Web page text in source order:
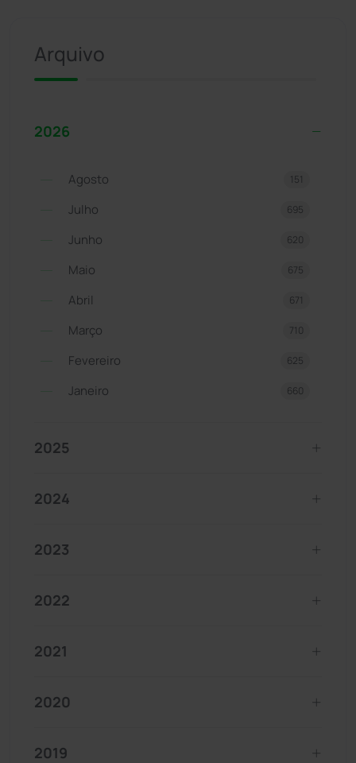
Arquivo
2026
Agosto 151
Julho 695
Junho 620
Maio 675
Abril 671
Março 710
Fevereiro 625
Janeiro 660
2025
2024
2023
2022
2021
2020
2019